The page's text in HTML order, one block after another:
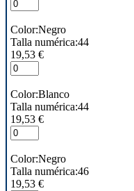
Color:Negro
Talla numérica:44
19,53 €
Color:Blanco
Talla numérica:44
19,53 €
Color:Negro
Talla numérica:46
19,53 €